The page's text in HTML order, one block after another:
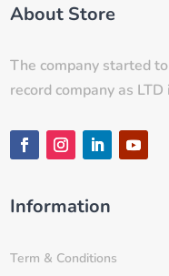
About Store
The company started
record company as
Information
Term & Conditions